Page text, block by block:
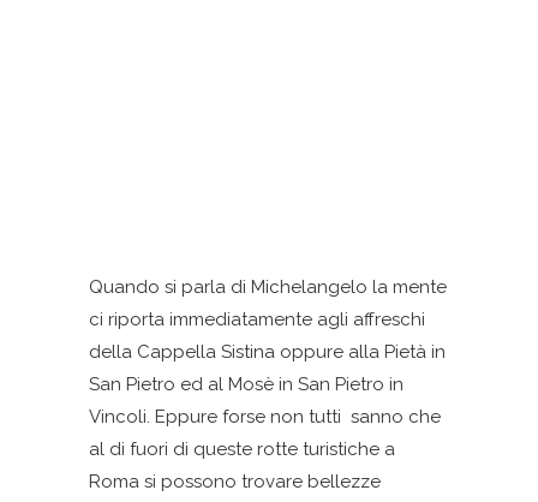
Quando si parla di Michelangelo la mente
ci riporta immediatamente agli affreschi
della Cappella Sistina oppure alla Pietà in
San Pietro ed al Mosè in San Pietro in
Vincoli. Eppure forse non tutti sanno che
al di fuori di queste rotte turistiche a
Roma si possono trovare bellezze